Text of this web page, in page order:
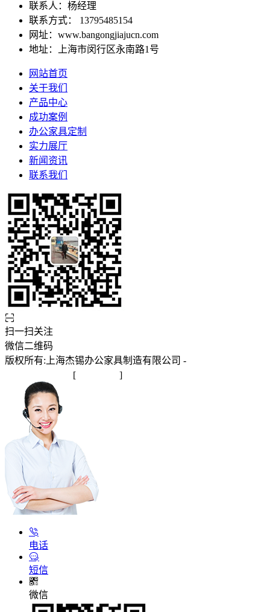
联系人：杨经理
联系方式： 13795485154
网址：www.bangongjiajucn.com
地址：上海市闵行区永南路1号
网站首页
关于我们
产品中心
成功案例
办公家具定制
实力展厅
新闻资讯
联系我们
扫一扫关注
微信二维码
版权所有:上海杰锡办公家具制造有限公司 -
[ ]
电话
短信
微信